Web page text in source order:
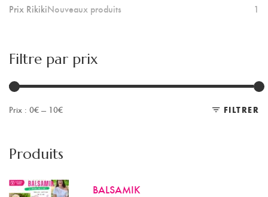
Prix RikikiNouveaux produits 1
Filtre par prix
FILTRER
Prix : 0€ — 10€
Produits
BALSAMIK